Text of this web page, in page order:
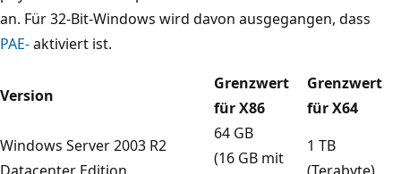
an. Für 32-Bit-Windows wird davon ausgegangen, dass
PAE-aktiviert ist.
Version
Grenzwert
für X86
Grenzwert
für X64
Windows Server 2003 R2
Datacenter Edition
64 GB
(16 GB mit
1 TB
(Terabyte)